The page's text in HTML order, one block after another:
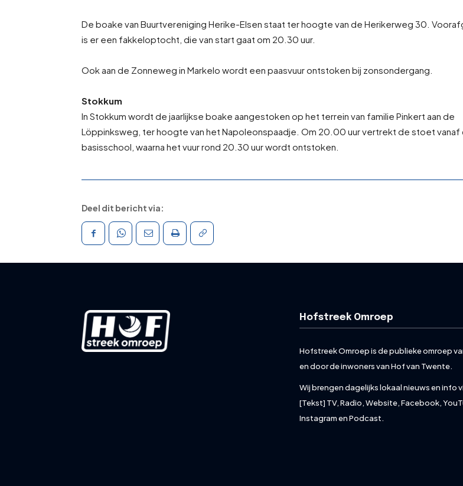
De boake van Buurtvereniging Herike-Elsen staat ter hoogte van de Herikerweg 30.
is er een fakkeloptocht, die van start gaat om 20.30 uur.
Ook aan de Zonneweg in Markelo wordt een paasvuur ontstoken bij zonsondergang.
Stokkum
In Stokkum wordt de jaarlijkse boake aangestoken op het terrein van familie Pinkert aan de
Löppinksweg, ter hoogte van het Napoleonspaadje. Om 20.00 uur vertrekt de stoet vanaf
basisschool, waarna het vuur rond 20.30 uur wordt ontstoken.
Deel dit bericht via:
Hofstreek Omroep
Hofstreek Omroep is de publieke omroep
en door de inwoners van Hof van Twente.
Wij brengen dagelijks lokaal nieuws en info
[Tekst] TV, Radio, Website, Facebook,
Instagram en Podcast.